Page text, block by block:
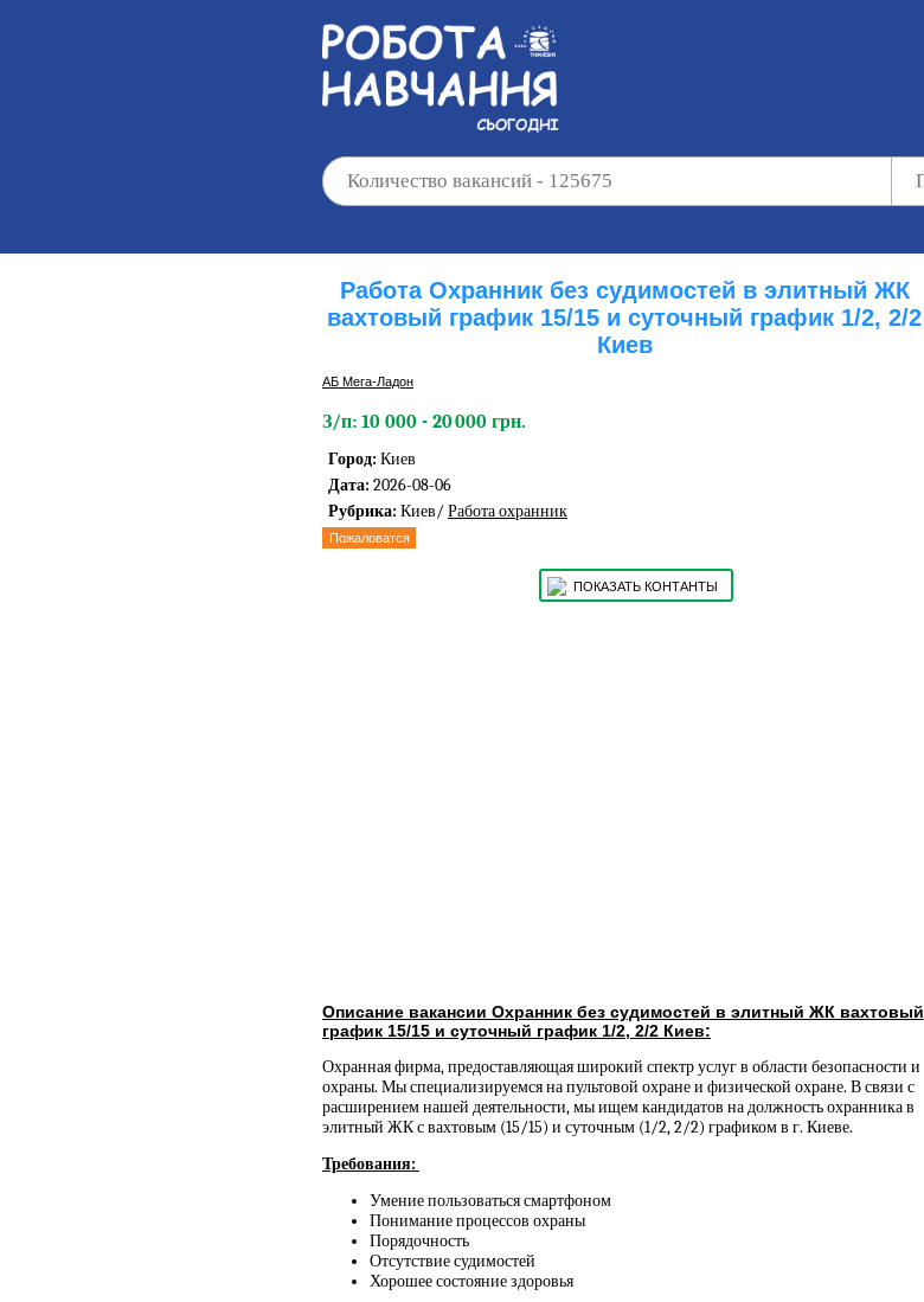
Работа Охранник без судимостей в элитный ЖК
вахтовый график 15/15 и суточный график 1/2, 2/2
Киев
АБ Мега-Ладон
З/п: 10 000 - 20 000 грн.
Город: Киев
Дата: 2026-08-06
Рубрика: Киев/ Работа охранник
Пожаловатся
ПОКАЗАТЬ КОНТАНТЫ
Описание вакансии Охранник без судимостей в элитный ЖК вахтовый
график 15/15 и суточный график 1/2, 2/2 Киев:
Охранная фирма, предоставляющая широкий спектр услуг в области безопасности и
охраны. Мы специализируемся на пультовой охране и физической охране. В связи с
расширением нашей деятельности, мы ищем кандидатов на должность охранника в
элитный ЖК с вахтовым (15/15) и суточным (1/2, 2/2) графиком в г. Киеве.
Требования:
Умение пользоваться смартфоном
Понимание процессов охраны
Порядочность
Отсутствие судимостей
Хорошее состояние здоровья